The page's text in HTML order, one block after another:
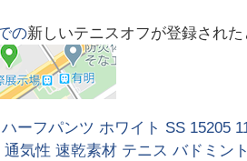
の新しいテニスオフが登録され
ーフパンツ ホワイト SS 15205
気性 速乾素材 テニス バドミン